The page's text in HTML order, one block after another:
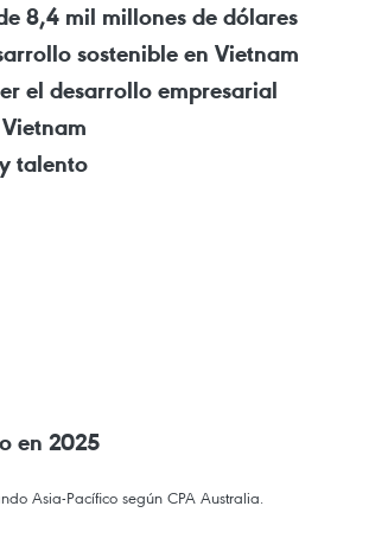
8,4 mil millones de dólares
sostenible en Vietnam
el desarrollo empresarial
talento
en 2025
Asia-Pacífico según CPA Australia.